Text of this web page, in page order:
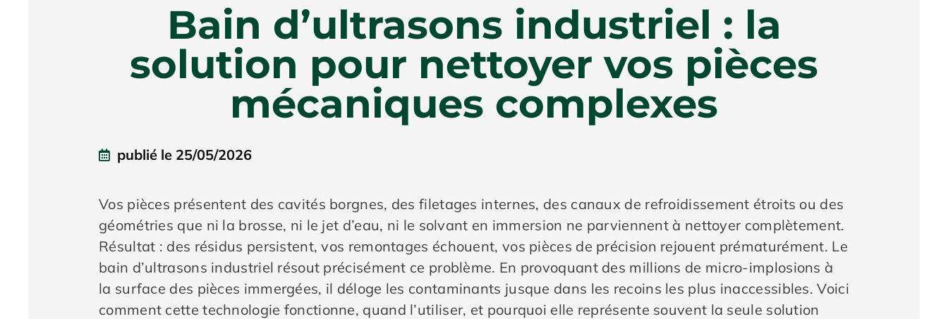
Bain d’ultrasons industriel : la
solution pour nettoyer vos pièces
mécaniques complexes
publié le 25/05/2026
Vos pièces présentent des cavités borgnes, des filetages internes, des canaux de refroidissement étroits ou des
géométries que ni la brosse, ni le jet d’eau, ni le solvant en immersion ne parviennent à nettoyer complètement.
Résultat : des résidus persistent, vos remontages échouent, vos pièces de précision rejouent prématurément. Le
bain d’ultrasons industriel résout précisément ce problème. En provoquant des millions de micro-implosions à
la surface des pièces immergées, il déloge les contaminants jusque dans les recoins les plus inaccessibles. Voici
comment cette technologie fonctionne, quand l’utiliser, et pourquoi elle représente souvent la seule solution